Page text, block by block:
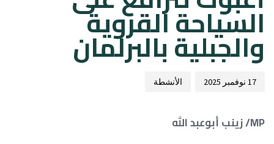
السياحة القروية
والجبلية بالبرلمان
17 نوفمبر 2025 الأنشطة
MP/ زينب أبوعبد الله